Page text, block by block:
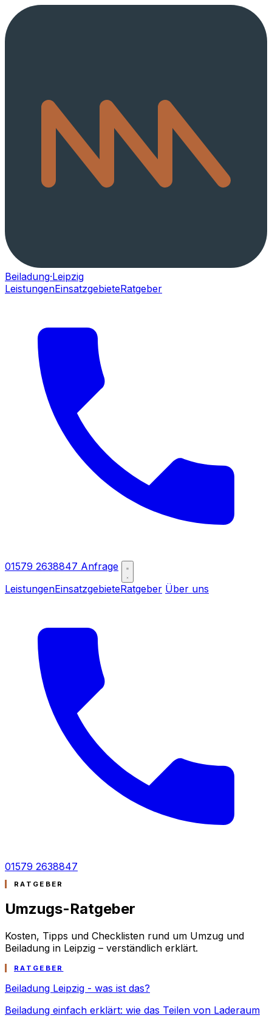
Beiladung·Leipzig
LeistungenEinsatzgebieteRatgeber
01579 2638847 Anfrage
LeistungenEinsatzgebieteRatgeber Über uns
01579 2638847
RATGEBER
Umzugs-Ratgeber
Kosten, Tipps und Checklisten rund um Umzug und
Beiladung in Leipzig – verständlich erklärt.
RATGEBER
Beiladung Leipzig - was ist das?
Beiladung einfach erklärt: wie das Teilen von Laderaum